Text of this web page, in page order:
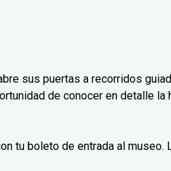
sus puertas a recorridos
de conocer en detalle la
tu boleto de entrada al museo.